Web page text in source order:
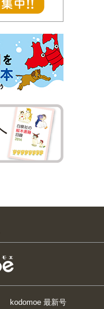
kodomoe 最新号